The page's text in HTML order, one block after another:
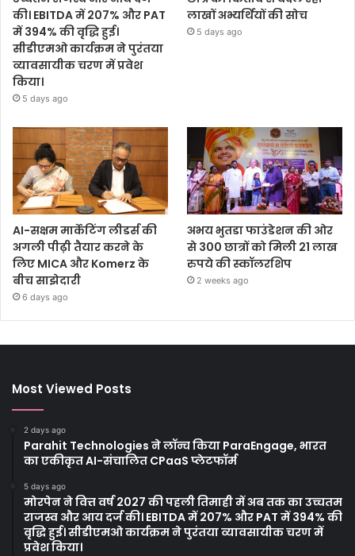
की। EBITDA में 207% और PAT
में 394% की वृद्धि हुई।
सीडीएमओ कार्यक्रम ने पुरंतया
व्यावसायीक चरण में प्रवेश
किया।
5 days ago
लाखों अभ्यर्थियों की सोच
5 days ago
AI-सक्षम मार्केटिंग लीडर्स की
अगली पीढ़ी तैयार करने के
लिए MICA और Komerz के
बीच साझेदारी
6 days ago
अभय भुतडा फाउंडेशन की ओर
से 300 छात्रों को मिली 21 लाख
रुपये की स्कॉलरशिप
2 weeks ago
Most Viewed Posts
2 days ago
Parahit Technologies ने लॉन्च किया ParaEngage, भारत
का एकीकृत AI-संचालित CPaaS प्लेटफॉर्म
5 days ago
मोरपेन ने वित्त वर्ष 2027 की पहली तिमाही में अब तक का उच्चतम
राजस्व और आय दर्ज की। EBITDA में 207% और PAT में 394% की
वृद्धि हुई। सीडीएमओ कार्यक्रम ने पुरंतया व्यावसायीक चरण में
प्रवेश किया।